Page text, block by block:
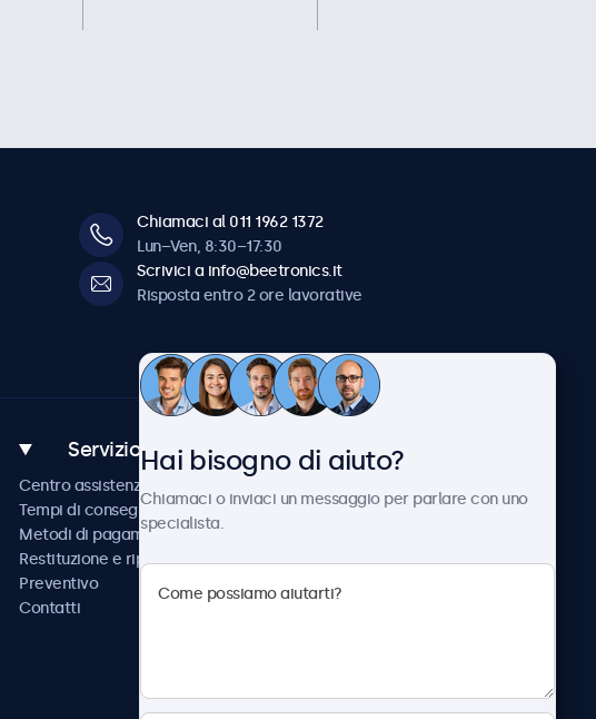
Chiamaci al 011 1962 1372
Lun–Ven, 8:30–17:30
Scrivici a info@beetronics.it
Risposta entro 2 ore lavorative
Servizio Clienti
Centro assistenza
Tempi di consegna
Metodi di pagamento
Restituzione e riparazione
Preventivo
Contatti
Chi siamo
Notizie e aggiornamenti
Beetronics
Lavora con noi
Hai bisogno di aiuto?
Chiamaci o inviaci un messaggio per parlare con uno
specialista.